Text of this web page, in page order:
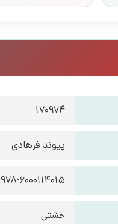
170974
پیوند فرهادی
978-6000114015
خشتی